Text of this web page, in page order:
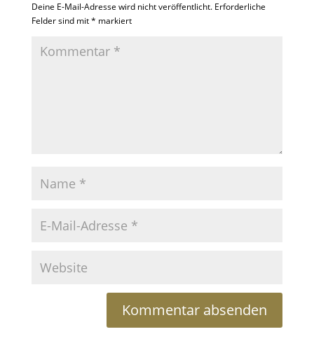
Deine E-Mail-Adresse wird nicht veröffentlicht. Erforderliche
Felder sind mit* markiert